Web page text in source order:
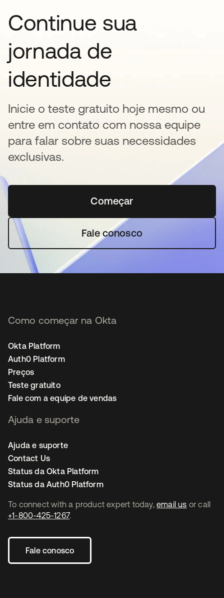
Continue sua
jornada de
identidade
Inicie o teste gratuito hoje mesmo ou
entre em contato com nossa equipe
para falar sobre suas necessidades
exclusivas.
Começarabre em uma nova guia
Fale conosco
To connect with a product expert today, email us or call
+1-800-425-1267.
Fale conosco
Como começar na Okta
Okta Platform
Auth0 Platform
Preços
Teste gratuito
Fale com a equipe de vendas
Ajuda e suporte
Ajuda e suporte
Contact Us
Status da Okta Platform
Status da Auth0 Platform